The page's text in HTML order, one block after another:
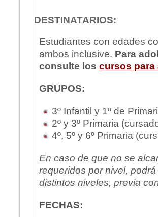
DESTINATARIOS:
Estudiantes con edades
ambos inclusive. Para
consulte los cursos para
GRUPOS:
3º Infantil y 1º de
2º y 3º Primaria
4º, 5º y 6º Primaria
En caso de que no se
requeridos por nivel,
distintos niveles, previa
FECHAS: